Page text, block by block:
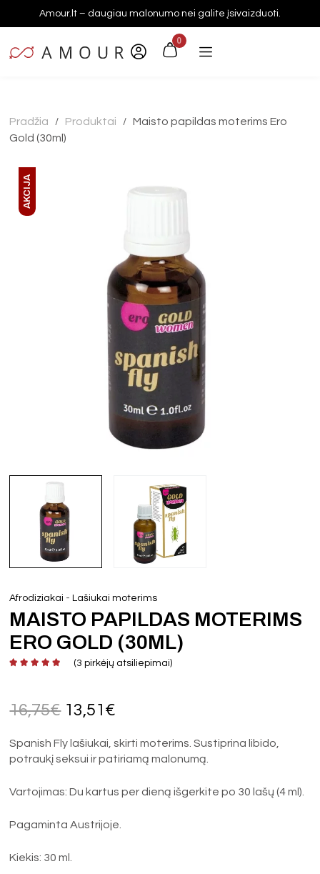
Amour.lt – daugiau malonumo nei galite įsivaizduoti.
0
Pradžia / Produktai /
Maisto papildas moterims Ero
Gold (30ml)
AKCIJA
Afrodiziakai -Lašiukai moterims
MAISTO PAPILDAS MOTERIMS
ERO GOLD (30ML)
(3 pirkėjų atsiliepimai)
16,75€ 13,51 €
Spanish Fly lašiukai, skirti moterims. Sustiprina libido,
potraukį seksui ir patiriamą malonumą.
Vartojimas: Du kartus per dieną išgerkite po 30 lašų (4 ml).
Pagaminta Austrijoje.
Kiekis: 30 ml.